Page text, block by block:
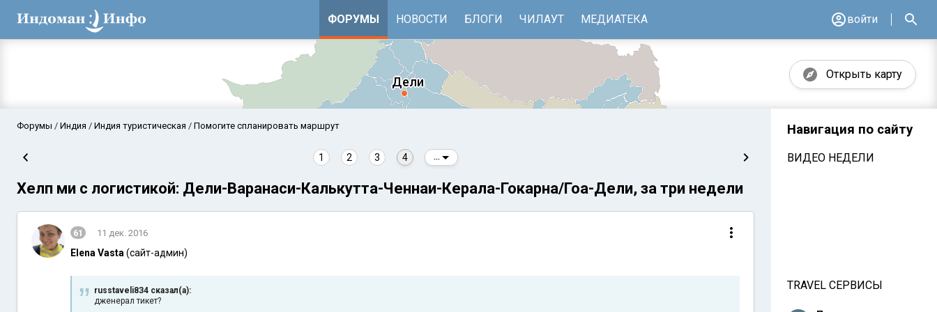
ФОРУМЫ НОВОСТИ БЛОГИ ЧИЛАУТ МЕДИАТЕКА войти
Открыть карту
Форумы Индия Индия туристическая Помогите спланировать маршрут
1 2 3 4
Хелп ми с логистикой: Дели-Варанаси-Калькутта-Ченнаи-Керала-Гокарна/Гоа-Дели, за три недели
61 11 дек. 2016
Elena Vasta (сайт-админ)
russtaveli8З4 сказал(а):
дженерал тикет?
Навигация по сайту
ВИДЕО НЕДЕЛИ
TRAVEL СЕРВИСЫ